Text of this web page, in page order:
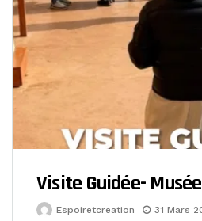
Visite Guidée-
Espoiretcreation 31 Mars